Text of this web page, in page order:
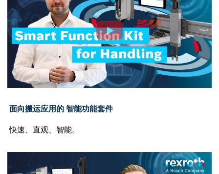
面向搬运应用的 智能功能套件
快速、直观、智能。